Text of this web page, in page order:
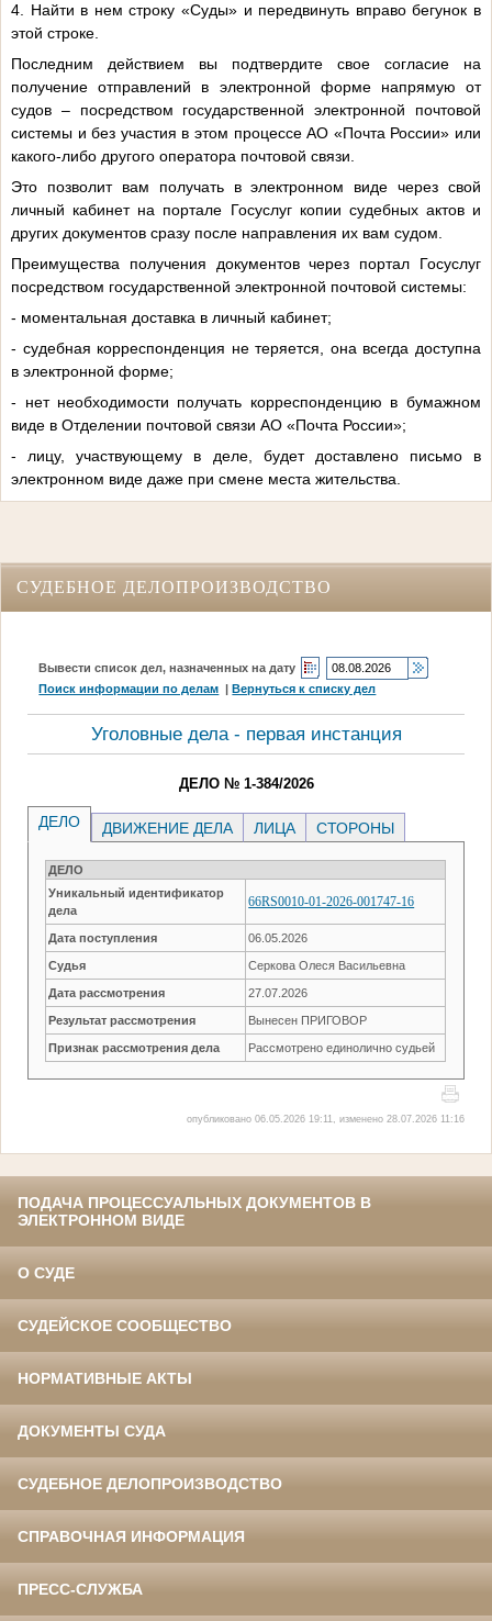
4. Найти в нем строку «Суды» и передвинуть вправо бегунок в
этой строке.
Последним действием вы подтвердите свое согласие на
получение отправлений в электронной форме напрямую от
судов – посредством государственной электронной почтовой
системы и без участия в этом процессе АО «Почта России» или
какого-либо другого оператора почтовой связи.
Это позволит вам получать в электронном виде через свой
личный кабинет на портале Госуслуг копии судебных актов и
других документов сразу после направления их вам судом.
Преимущества получения документов через портал Госуслуг
посредством государственной электронной почтовой системы:
- моментальная доставка в личный кабинет;
- судебная корреспонденция не теряется, она всегда доступна
в электронной форме;
- нет необходимости получать корреспонденцию в бумажном
виде в Отделении почтовой связи АО «Почта России»;
- лицу, участвующему в деле, будет доставлено письмо в
электронном виде даже при смене места жительства.
СУДЕБНОЕ ДЕЛОПРОИЗВОДСТВО
Вывести список дел, назначенных на дату
Поиск информации по делам |Вернуться к списку дел
Уголовные дела - первая инстанция
ДЕЛО № 1-384/2026
ДЕЛО ДВИЖЕНИЕ ДЕЛА ЛИЦА СТОРОНЫ
ДЕЛО
Уникальный идентификатор
дела
66RS0010-01-2026-001747-16
Дата поступления 06.05.2026
Судья Серкова Олеся Васильевна
Дата рассмотрения 27.07.2026
Результат рассмотрения Вынесен ПРИГОВОР
Признак рассмотрения дела Рассмотрено единолично судьей
опубликовано 06.05.2026 19:11, изменено 28.07.2026 11:16
ПОДАЧА ПРОЦЕССУАЛЬНЫХ ДОКУМЕНТОВ В
ЭЛЕКТРОННОМ ВИДЕ
О СУДЕ
СУДЕЙСКОЕ СООБЩЕСТВО
НОРМАТИВНЫЕ АКТЫ
ДОКУМЕНТЫ СУДА
СУДЕБНОЕ ДЕЛОПРОИЗВОДСТВО
СПРАВОЧНАЯ ИНФОРМАЦИЯ
ПРЕСС-СЛУЖБА